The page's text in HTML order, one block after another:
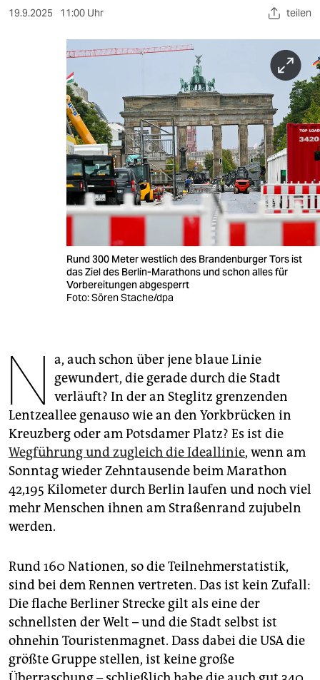
berlin
wahrheit
veranstaltungen
unterstützen
19.9.2025 11:00 Uhr teilen
Rund 300 Meter westlich des Brandenburger Tors ist
das Ziel des Berlin-Marathons und schon alles für
Vorbereitungen abgesperrt
Foto: Sören Stache/dpa
N a, auch schon über jene blaue Linie
gewundert, die gerade durch die Stadt
verläuft? In der an Steglitz grenzenden
Lentzeallee genauso wie an den Yorkbrücken in
Kreuzberg oder am Potsdamer Platz? Es ist die
Wegführung und zugleich die Ideallinie, wenn am
Sonntag wieder Zehntausende beim Marathon
42,195 Kilometer durch Berlin laufen und noch viel
mehr Menschen ihnen am Straßenrand zujubeln
werden.
Rund 160 Nationen, so die Teilnehmerstatistik,
sind bei dem Rennen vertreten. Das ist kein Zufall:
Die flache Berliner Strecke gilt als eine der
schnellsten der Welt – und die Stadt selbst ist
ohnehin Touristenmagnet. Dass dabei die USA die
größte Gruppe stellen, ist keine große